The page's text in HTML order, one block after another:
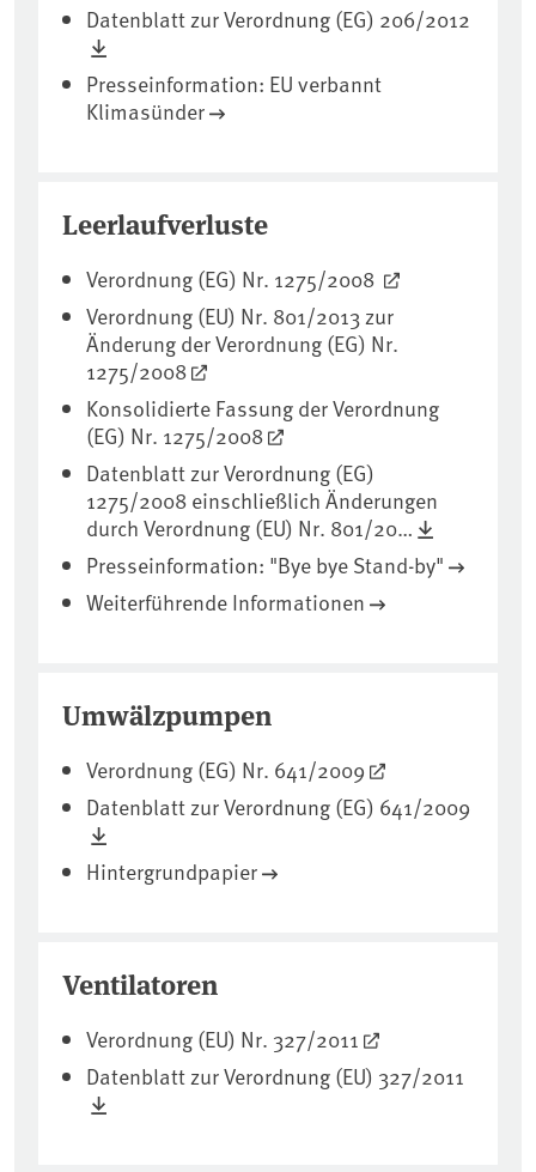
Datenblatt zur Verordnung (EG) 206/2012
Presseinformation: EU verbannt
Klimasünder
Leerlaufverluste
Verordnung (EG) Nr. 1275/2008
Verordnung (EU) Nr. 801/2013 zur
Änderung der Verordnung (EG) Nr.
1275/2008
Konsolidierte Fassung der Verordnung
(EG) Nr. 1275/2008
Datenblatt zur Verordnung (EG)
1275/2008 einschließlich Änderungen
durch Verordnung (EU) Nr. 801/20…
Presseinformation: "Bye bye Stand-by"
Weiterführende Informationen
Umwälzpumpen
Verordnung (EG) Nr. 641/2009
Datenblatt zur Verordnung (EG) 641/2009
Hintergrundpapier
Ventilatoren
Verordnung (EU) Nr. 327/2011
Datenblatt zur Verordnung (EU) 327/2011